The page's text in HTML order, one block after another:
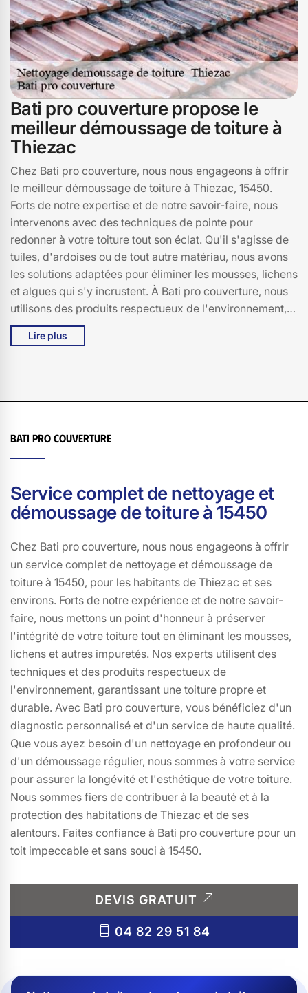
Bati pro couverture propose le
meilleur démoussage de toiture à
Thiezac
Chez Bati pro couverture, nous nous engageons à offrir
le meilleur démoussage de toiture à Thiezac, 15450.
Forts de notre expertise et de notre savoir-faire, nous
intervenons avec des techniques de pointe pour
redonner à votre toiture tout son éclat. Qu'il s'agisse de
tuiles, d'ardoises ou de tout autre matériau, nous avons
les solutions adaptées pour éliminer les mousses, lichens
et algues qui s'y incrustent. À Bati pro couverture, nous
utilisons des produits respectueux de l'environnement,
garantissant ainsi la préservation de votre toiture tout en
respectant notre planète. Nos équipes de professionnels
optez pour Bati pro couverture.
Lire plus
Bati pro couverture
Service complet de nettoyage et
démoussage de toiture à 15450
Chez Bati pro couverture, nous nous engageons à offrir
un service complet de nettoyage et démoussage de
toiture à 15450, pour les habitants de Thiezac et ses
environs. Forts de notre expérience et de notre savoir-
faire, nous mettons un point d'honneur à préserver
l'intégrité de votre toiture tout en éliminant les mousses,
lichens et autres impuretés. Nos experts utilisent des
techniques et des produits respectueux de
l'environnement, garantissant une toiture propre et
durable. Avec Bati pro couverture, vous bénéficiez d'un
diagnostic personnalisé et d'un service de haute qualité.
Que vous ayez besoin d'un nettoyage en profondeur ou
d'un démoussage régulier, nous sommes à votre service
pour assurer la longévité et l'esthétique de votre toiture.
Nous sommes fiers de contribuer à la beauté et à la
protection des habitations de Thiezac et de ses
alentours. Faites confiance à Bati pro couverture pour un
toit impeccable et sans souci à 15450.
DEVIS GRATUIT
04 82 29 51 84